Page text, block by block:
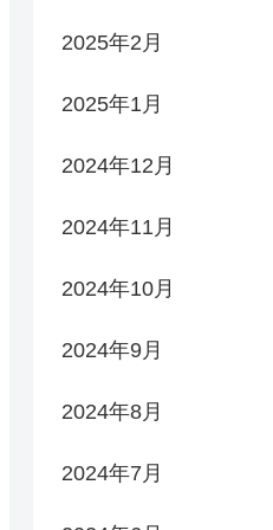
2025年2月
2025年1月
2024年12月
2024年11月
2024年10月
2024年9月
2024年8月
2024年7月